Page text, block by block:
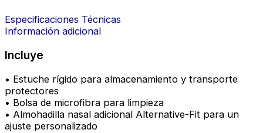
Especificaciones Técnicas
Información adicional
Incluye
• Estuche rígido para almacenamiento y transporte
protectores
• Bolsa de microfibra para limpieza
• Almohadilla nasal adicional Alternative-Fit para un
ajuste personalizado